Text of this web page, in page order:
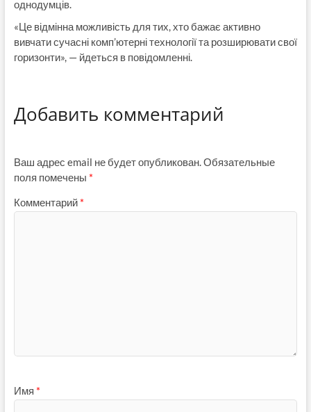
однодумців.
«Це відмінна можливість для тих, хто бажає активно
вивчати сучасні комп’ютерні технології та розширювати свої
горизонти», — йдеться в повідомленні.
Добавить комментарий
Ваш адрес email не будет опубликован.Обязательные
поля помечены *
Комментарий *
Имя *